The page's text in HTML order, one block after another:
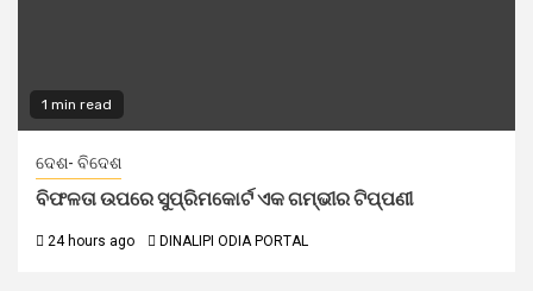
1 min read
ଦେଶ- ବିଦେଶ
ବିଫଳତା ଉପରେ ସୁପ୍ରିମକୋର୍ଟ ଏକ ଗମ୍ଭୀର ଟିପ୍ପଣୀ
24 hours ago DINALIPI ODIA PORTAL